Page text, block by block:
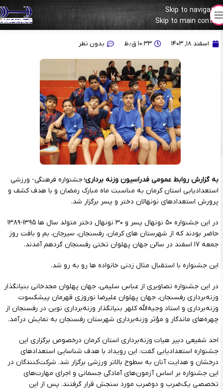
Skip to navigation
Skip to main content
برگزاری جشنواره استعدادیابی در استان کرمان
اسفند ۱۸, ۱۴۰۳ ۱۰:۳۳ ق٫ظ بدون نظر
به گزارش روابط عمومی فدراسیون وزنه برداری؛جشنواره فرهنگی- ورزشی
استعدادیابی استان کرمان به مناسبت ماه مبارک رمضان و با هدف کشف و
پرورش استعدادهای نونهالان دختر و پسر برگزار شد.
در این جشنواره ۵۰ نونهال پسر و ۳۰ نونهال دختر متولد سال ها ۱۳۹۵-۱۳۸۹
حاضر بودند که از شهرستان های کرمان، رفسنجان، سیرجان، بم و بافت روز
جمعه ۱۷ اسفند در سالن جهان پهلوان تختی رفسنجان گردهم آمدند.
این جشنواره با استقبال مثال زدنی خانواده ها رو به رو شد.
در این جشنواره تصاویری از عباس سلیمی، جهان پهلوان مجدخانی بنیانگذار
وزنه‌برداری رفسنجان، جهان پهلوان علیرضا نوروزی قهرمان پیشکسوت
وزنه‌برداری و استاد وجیه‌الله کلهر بنیانگذار وزنه‌برداری نوین در رفسنجان از
چهره‌های ماندگار و مؤثر وزنه‌برداری شهرستان رفسنجان به نمایش درآمد.
احد شفیعی دبیر هیات وزنه‌برداری استان کرمان درخصوص برگزاری این
جشنواره استعدادیابی گفت: این رویداد با هدف شناسایی استعدادهای
درخشان و هدایت آنان به سطوح بالاتر ورزشی برگزار شد. شرکت‌کنندگان در
این جشنواره بر اساس آزمون‌های آمادگی جسمانی و اجرای مهارت‌های
تخصصی یک‌ضرب و دوضرب مورد سنجش قرار گرفتند. پس از این